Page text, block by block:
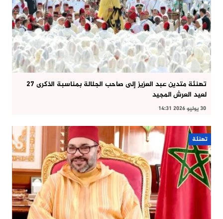
تهنئة متدين عبد العزيز إلى صاحب الجلالة بمناسبة الذكرى 27
لعيد العرش المجيد
30 يوليو 2026 14:31
تهنئة